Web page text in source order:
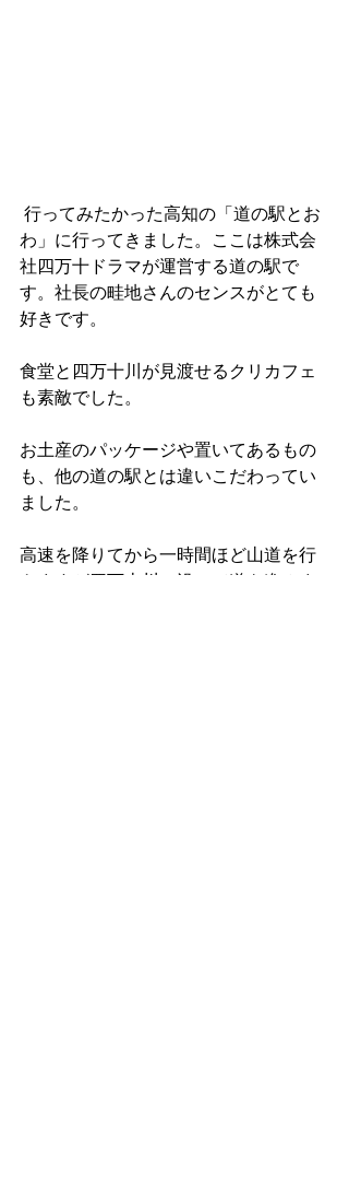
わ」に行ってきました。ここは株式会
社四万十ドラマが運営する道の駅で
す。社長の畦地さんのセンスがとても
好きです。
食堂と四万十川が見渡せるクリカフェ
も素敵でした。
お土産のパッケージや置いてあるもの
も、他の道の駅とは違いこだわってい
ました。
高速を降りてから一時間ほど山道を行
きますが四万十川に沿って道を進みま